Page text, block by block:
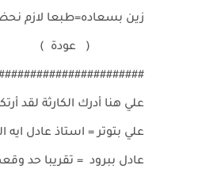
زين بسعاده=طبعا لازم
( عودة )
علي هنا أدرك الكارثة لقد
علي بتوتر = استاذ عادل ايه
عادل ببرود = تقريبا حد